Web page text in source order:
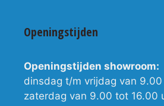
Openingstijden
Openingstijden showroom:
dinsdag t/m vrijdag van 9.00
zaterdag van 9.00 tot 16.00